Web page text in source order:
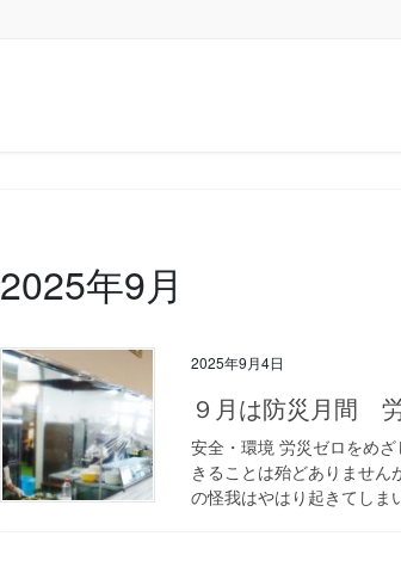
2025年9月
2025年9月4日
９月は防災月間
安全・環境 労災ゼロをめ
きることは殆どありませ
の怪我はやはり起きてし